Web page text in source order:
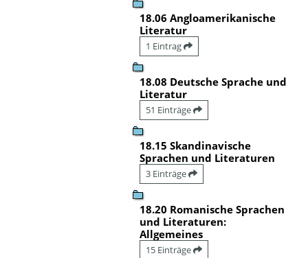
18.06 Angloamerikanische
Literatur
1 Eintrag
18.08 Deutsche Sprache und
Literatur
51 Einträge
18.15 Skandinavische
Sprachen und Literaturen
3 Einträge
18.20 Romanische Sprachen
und Literaturen:
Allgemeines
15 Einträge